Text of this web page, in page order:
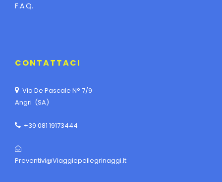
F.A.Q.
CONTATTACI
Via De Pascale N° 7/9
Angri (SA)
+39 081 19173444
Preventivi@viaggiepellegrinaggi.it